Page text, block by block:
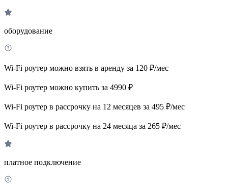
оборудование
Wi-Fi роутер можно взять в аренду за 120 ₽/мес
Wi-Fi роутер можно купить за 4990 ₽
Wi-Fi роутер в рассрочку на 12 месяцев за 495 ₽/мес
Wi-Fi роутер в рассрочку на 24 месяца за 265 ₽/мес
платное подключение